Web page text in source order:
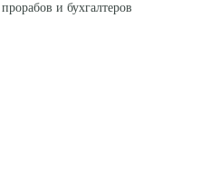
и бухгалтеров